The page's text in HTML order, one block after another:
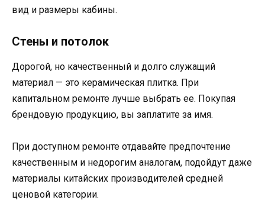
вид и размеры кабины.
Стены и потолок
Дорогой, но качественный и долго служащий
материал — это керамическая плитка. При
капитальном ремонте лучше выбрать ее. Покупая
брендовую продукцию, вы заплатите за имя.
При доступном ремонте отдавайте предпочтение
качественным и недорогим аналогам, подойдут даже
материалы китайских производителей средней
ценовой категории.